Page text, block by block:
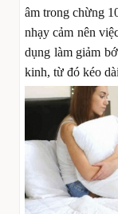
âm trong chừng
nhạy cảm nên
dụng làm giảm
kinh, từ đó kéo